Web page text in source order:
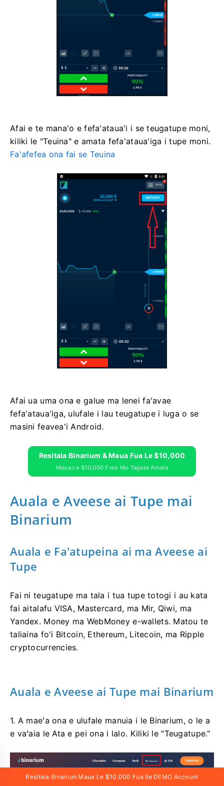
Afai e te mana'o e fefa'ataua'i i se teugatupe moni,
kiliki le "Teuina" e amata fefa'ataua'iga i tupe moni.
Fa'afefea ona fai se Teuina
Afai ua uma ona e galue ma lenei fa'avae
fefa'ataua'iga, ulufale i lau teugatupe i luga o se
masini feavea'i Android.
Resitala Binarium & Maua Fua Le $10,000
Maua Le $10,000 Free Mo Tagata Amata
Auala e Aveese ai Tupe mai
Binarium
Auala e Fa'atupeina ai ma Aveese ai
Tupe
Fai ni teugatupe ma tala i tua tupe totogi i au kata
fai aitalafu VISA, Mastercard, ma Mir, Qiwi, ma
Yandex. Money ma WebMoney e-wallets. Matou te
taliaina fo'i Bitcoin, Ethereum, Litecoin, ma Ripple
cryptocurrencies.
Auala e Aveese ai Tupe mai Binarium
1. A maeʻa ona e ulufale manuia i le Binarium, o le a
e vaʻaia le Ata e pei ona i lalo. Kiliki le "Teugatupe."
Resitala Binarium Maua Le $10,000 Fua Ile DEMO Account